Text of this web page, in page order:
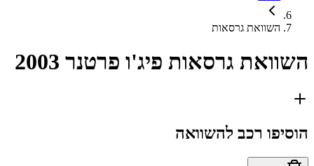
השוואת גרסאות
השוואת גרסאות פיג'ו פרטנר 2003
הוסיפו רכב להשוואה